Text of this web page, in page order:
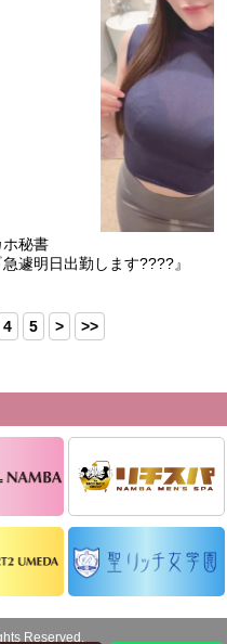
い…』
ホ秘書
急遽明日出勤します????』
4 5 > >>
Reserved.